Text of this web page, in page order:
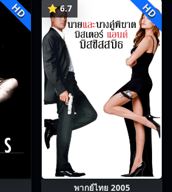
HD ⭐ 6.7 HD
พากย์ไทย 2005